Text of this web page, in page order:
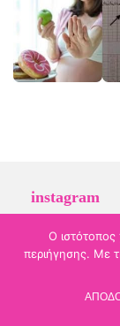
instagram
© 2026
Ο ιστότοπος
περιήγησης. Με